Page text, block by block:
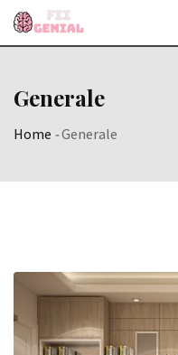
Skip
Generale
Home -Generale